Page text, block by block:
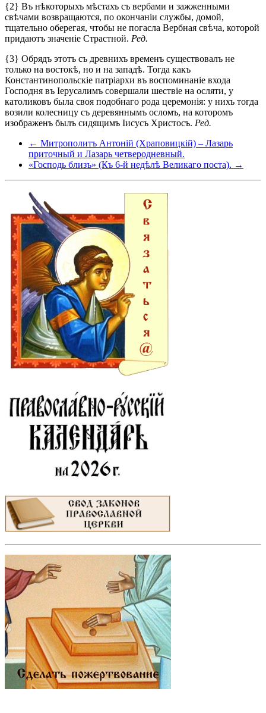
{2} Въ нѣкоторыхъ мѣстахъ съ вербами и зажженными
свѣчами возвращаются, по окончаніи службы, домой,
тщательно оберегая, чтобы не погасла Вербная свѣча, которой
придаютъ значеніе Страстной. Ред.
{3} Обрядъ этотъ съ древнихъ временъ существовалъ не
только на востокѣ, но и на западѣ. Тогда какъ
Константинопольскіе патріархи въ воспоминаніе входа
Господня въ Іерусалимъ совершали шествіе на осляти, у
католиковъ была своя подобнаго рода церемонія: у нихъ тогда
возили колесницу съ деревяннымъ осломъ, на которомъ
изображенъ былъ сидящимъ Іисусъ Христосъ. Ред.
← Митрополитъ Антоній (Храповицкій) – Лазарь
приточный и Лазарь четверодневный.
«Господь близъ» (Къ 6-й недѣлѣ Великаго поста). →